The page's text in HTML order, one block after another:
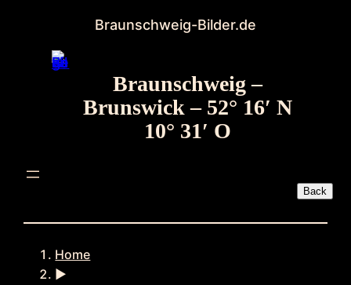
springen
Braunschweig-Bilder.de
Braunschweig –
Brunswick – 52° 16′ N
10° 31′ O
Home
►